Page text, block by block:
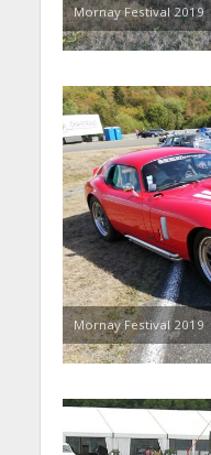
Mornay Festival 2019
Mornay Festival 2019